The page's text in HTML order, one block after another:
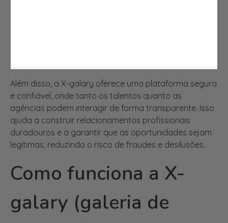
agências podem interagir de forma transparente. Isso
ajuda a construir relacionamentos profissionais
duradouros e a garantir que as oportunidades sejam
legítimas, reduzindo o risco de fraudes e desilusões.
Como funciona a X-
galary (galeria de
talentos)